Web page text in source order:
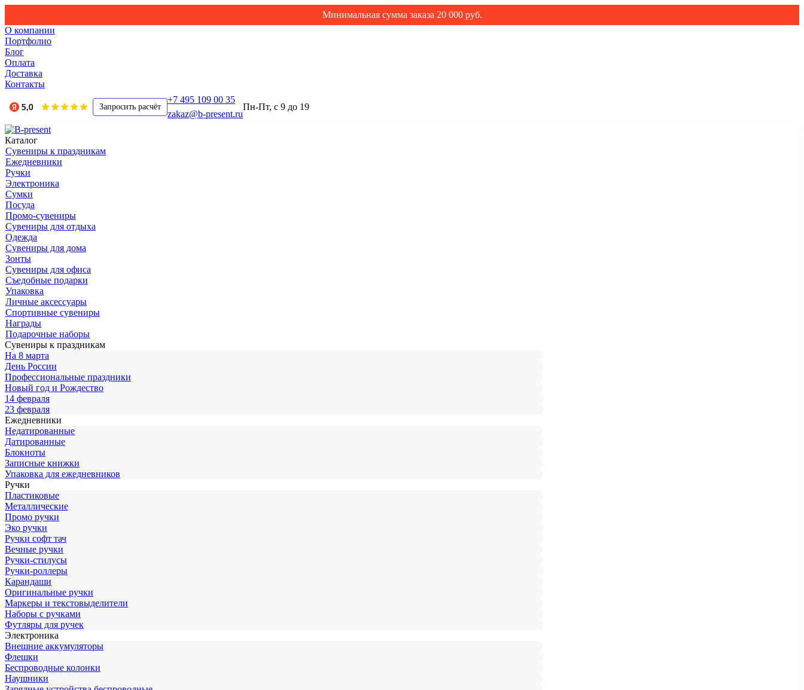
Минимальная сумма заказа 20 000 руб.
О компании
Портфолио
Блог
Оплата
Доставка
Контакты
Запросить расчёт
+7 495 109 00 35
zakaz@b-present.ru
Пн-Пт, с 9 до 19
Каталог
Сувениры к праздникам
Ежедневники
Ручки
Электроника
Сумки
Посуда
Промо-сувениры
Сувениры для отдыха
Одежда
Сувениры для дома
Зонты
Сувениры для офиса
Съедобные подарки
Упаковка
Личные аксессуары
Спортивные сувениры
Награды
Подарочные наборы
Сувениры к праздникам
На 8 марта
День России
Профессиональные праздники
Новый год и Рождество
14 февраля
23 февраля
Ежедневники
Недатированные
Датированные
Блокноты
Записные книжки
Упаковка для ежедневников
Ручки
Пластиковые
Металлические
Промо ручки
Эко ручки
Ручки софт тач
Вечные ручки
Ручки-стилусы
Ручки-роллеры
Карандаши
Оригинальные ручки
Маркеры и текстовыделители
Наборы с ручками
Футляры для ручек
Электроника
Внешние аккумуляторы
Флешки
Беспроводные колонки
Наушники